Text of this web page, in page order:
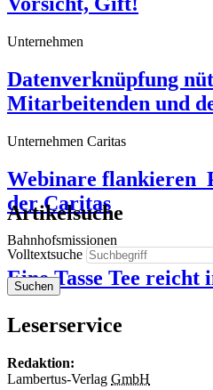
Unternehmen
Datenverknüpfung
Mitarbeitenden und
Unternehmen Caritas
Webinare flankieren
der Caritas
Bahnhofsmissionen
Eine Tasse Tee reicht
Artikelsuche
Volltextsuche
Suchen
Leserservice
Redaktion:
Lambertus-Verlag GmbH